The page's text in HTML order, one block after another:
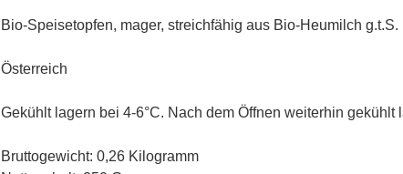
Bio-Speisetopfen, mager, streichfähig aus Bio-Heumilch g.t.S.
Österreich
Gekühlt lagern bei 4-6°C. Nach dem Öffnen weiterhin
Bruttogewicht: 0,26 Kilogramm